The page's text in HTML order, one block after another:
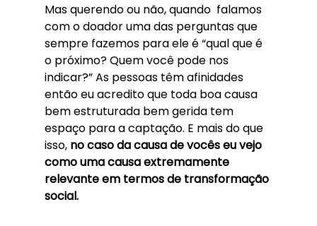
Mas querendo ou não, quando  falamos
com o doador uma das perguntas que
sempre fazemos para ele é “qual que é
o próximo? Quem você pode nos
indicar?” As pessoas têm afinidades
então eu acredito que toda boa causa
bem estruturada bem gerida tem
espaço para a captação. E mais do que
isso, no caso da causa de vocês eu vejo
como uma causa extremamente
relevante em termos de transformação
social.